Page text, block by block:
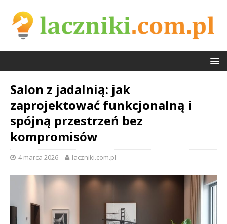
Salon z jadalnią: jak
zaprojektować funkcjonalną i
spójną przestrzeń bez
kompromisów
4 marca 2026 laczniki.com.pl